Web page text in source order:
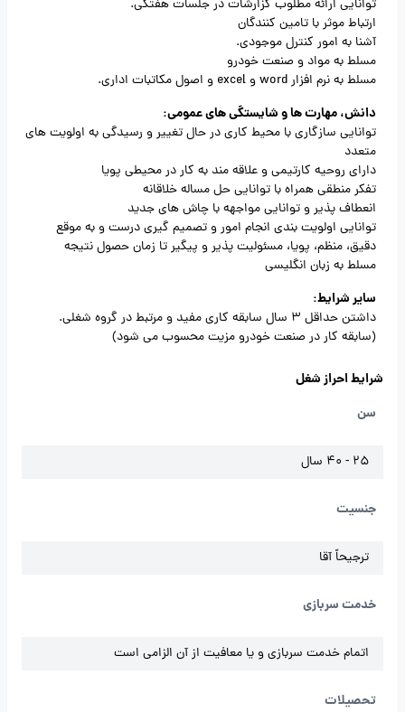
توانایی ارائه مطلوب گزارشات در جلسات هفتگی.
ارتباط موثر با تامین کنندگان
آشنا به امور کنترل موجودی.
مسلط به مواد و صنعت خودرو
مسلط به نرم افزار word و excel و اصول مکاتبات اداری.
دانش، مهارت ها و شایستگی های عمومی:
توانایی سازگاری با محیط کاری در حال تغییر و رسیدگی به اولویت های
متعدد
دارای روحیه کارتیمی و علاقه مند به کار در محیطی پویا
تفکر منطقی همراه با توانایی حل مساله خلاقانه
انعطاف پذیر و توانایی مواجهه با چاش های جدید
توانایی اولویت بندی انجام امور و تصمیم گیری درست و به موقع
دقیق، منظم، پویا، مسئولیت پذیر و پیگیر تا زمان حصول نتیجه
مسلط به زبان انگلیسی
سایر شرایط:
داشتن حداقل 3 سال سابقه کاری مفید و مرتبط در گروه شغلی.
(سابقه کار در صنعت خودرو مزیت محسوب می شود)
شرایط احراز شغل
سن
25 - 40 سال
جنسیت
ترجیحاً آقا
خدمت سربازی
اتمام خدمت سربازی و یا معافیت از آن الزامی است
تحصیلات